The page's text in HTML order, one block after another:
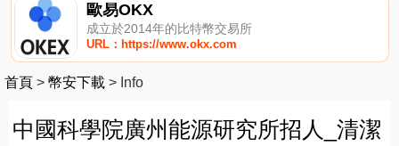
歐易OKX
成立於2014年的比特幣交易所
URL：https://www.okx.com
首頁 > 幣安下載 > Info
中國科學院廣州能源研究所招人_清潔